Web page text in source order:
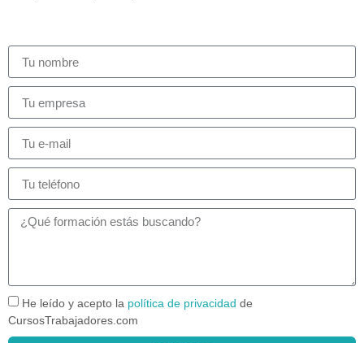
He leído y acepto la política de privacidad de
CursosTrabajadores.com